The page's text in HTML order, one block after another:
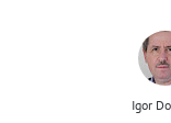
Igor